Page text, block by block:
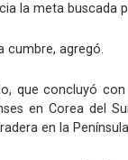
la meta buscada
cumbre, agregó.
que concluyó
en Corea del
en la